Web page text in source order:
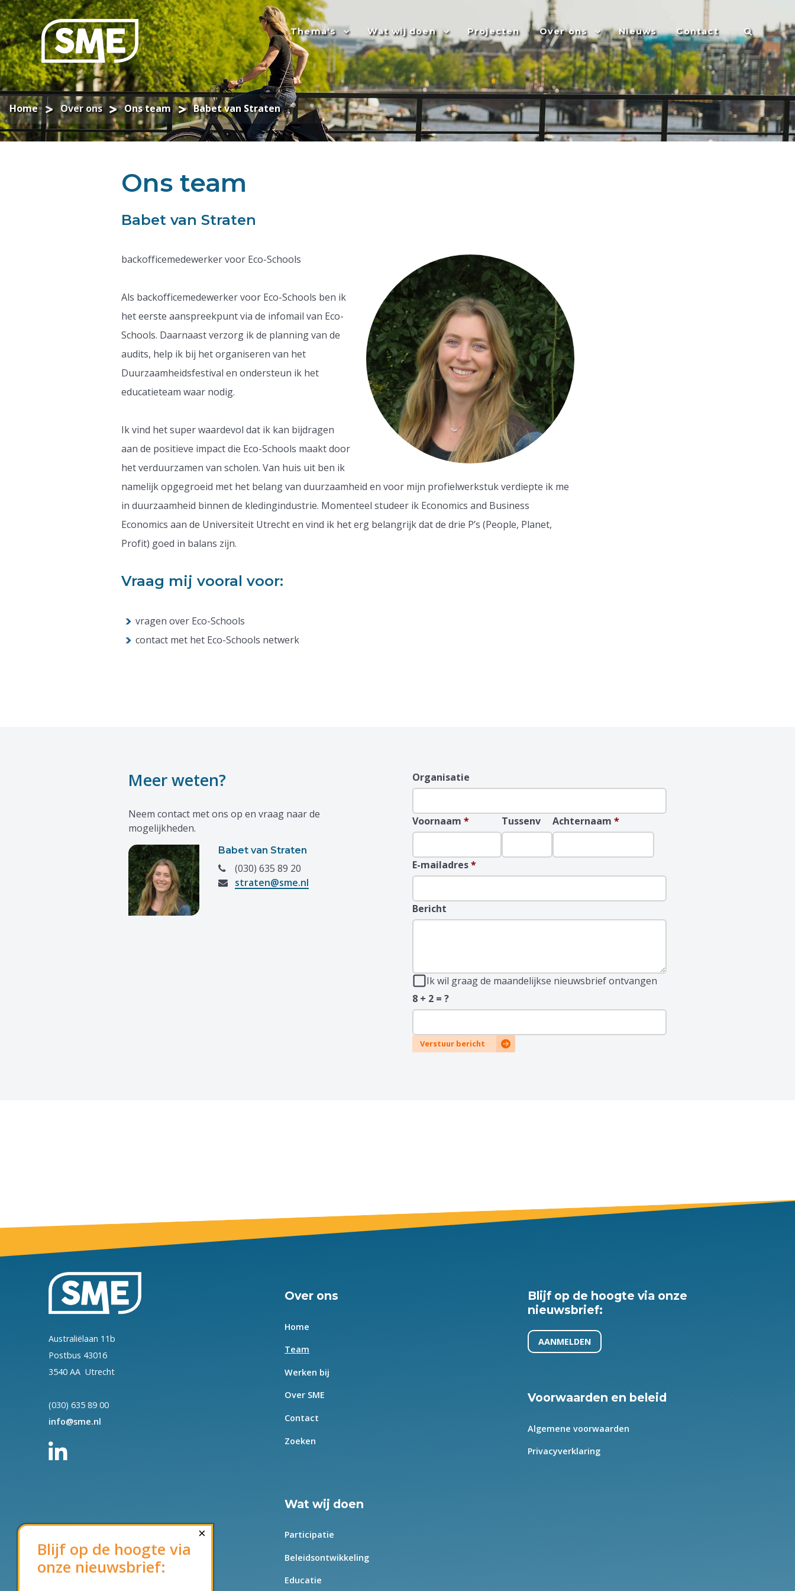
Thema's Wat wij doen Projecten Over ons Nieuws Contact
Home Over ons Ons team Babet van Straten
Ons team
Babet van Straten
backofficemedewerker voor Eco-Schools
Als backofficemedewerker voor Eco-Schools ben ik
het eerste aanspreekpunt via de infomail van Eco-
Schools. Daarnaast verzorg ik de planning van de
audits, help ik bij het organiseren van het
Duurzaamheidsfestival en ondersteun ik het
educatieteam waar nodig.
Ik vind het super waardevol dat ik kan bijdragen
aan de positieve impact die Eco-Schools maakt door
het verduurzamen van scholen. Van huis uit ben ik
namelijk opgegroeid met het belang van duurzaamheid en voor mijn profielwerkstuk verdiepte ik me
in duurzaamheid binnen de kledingindustrie. Momenteel studeer ik Economics and Business
Economics aan de Universiteit Utrecht en vind ik het erg belangrijk dat de drie P’s (People, Planet,
Profit) goed in balans zijn.
Vraag mij vooral voor:
vragen over Eco-Schools
contact met het Eco-Schools netwerk
Meer weten?
Neem contact met ons op en vraag naar de
mogelijkheden.
Babet van Straten
(030) 635 89 20
straten@sme.nl
Organisatie
Voornaam * Tussenv Achternaam *
E-mailadres*
Bericht
Ik wil graag de maandelijkse nieuwsbrief ontvangen
8 + 2 = ?
Verstuur bericht
Australiëlaan 11b
Postbus 43016
3540 AA Utrecht
(030) 635 89 00
info@sme.nl
Over ons
Home
Team
Werken bij
Over SME
Contact
Zoeken
Wat wij doen
Participatie
Beleidsontwikkeling
Educatie
Blijf op de hoogte via onze
nieuwsbrief:
AANMELDEN
Voorwaarden en beleid
Algemene voorwaarden
Privacyverklaring
×
Blijf op de hoogte via
onze nieuwsbrief: